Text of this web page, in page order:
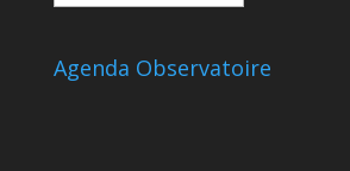
Agenda Observatoire